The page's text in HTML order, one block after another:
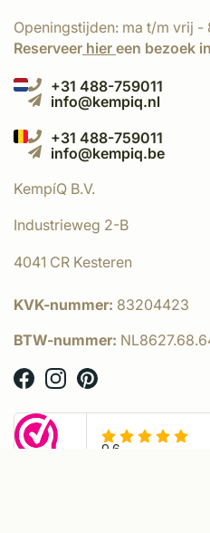
Openingstijden: ma t/m vrij -
Reserveer hier een bezoek
+31 488-759011
info@kempiq.nl
+31 488-759011
info@kempiq.be
KempíQ B.V.
Industrieweg 2-B
4041 CR Kesteren
KVK-nummer: 83204423
BTW-nummer: